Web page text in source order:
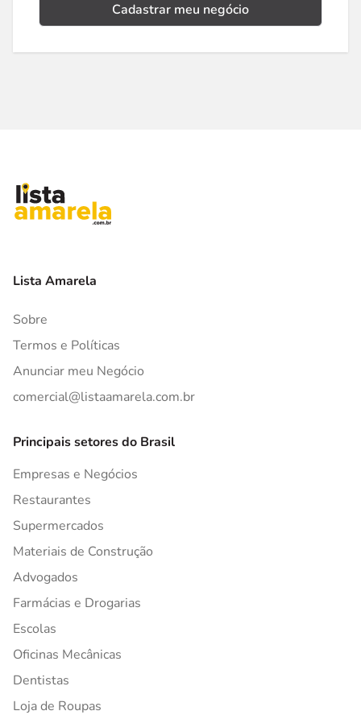
Cadastrar meu negócio
Lista Amarela
Sobre
Termos e Políticas
Anunciar meu Negócio
comercial@listaamarela.com.br
Principais setores do Brasil
Empresas e Negócios
Restaurantes
Supermercados
Materiais de Construção
Advogados
Farmácias e Drogarias
Escolas
Oficinas Mecânicas
Dentistas
Loja de Roupas